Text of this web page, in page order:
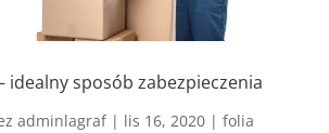
idealny sposób zabezpieczenia
adminlagraf| lis 16, 2020| folia